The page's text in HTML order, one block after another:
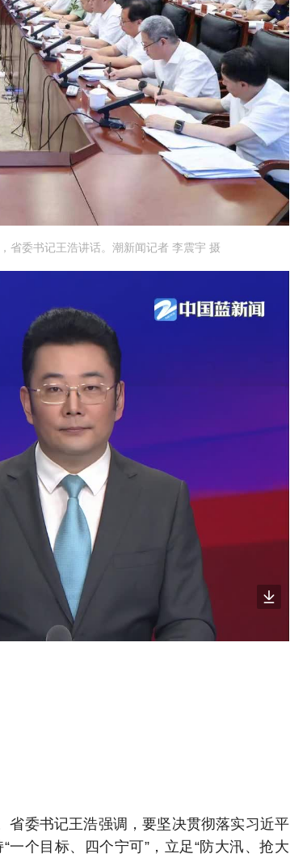
省委书记王浩讲话。潮新闻记者 李震宇 摄
省委书记王浩强调，要坚决贯彻落实习近平
个目标、四个宁可”，立足“防大汛、抢大